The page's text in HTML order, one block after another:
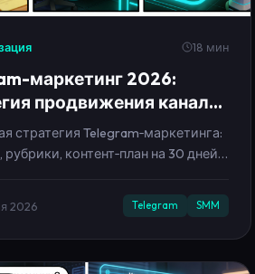
18 мин
маркетинг 2026:
продвижения канала
до заявок
стратегия Telegram‑маркетинга:
рубрики, контент‑план на 30 дней,
2026 Telegram SMM